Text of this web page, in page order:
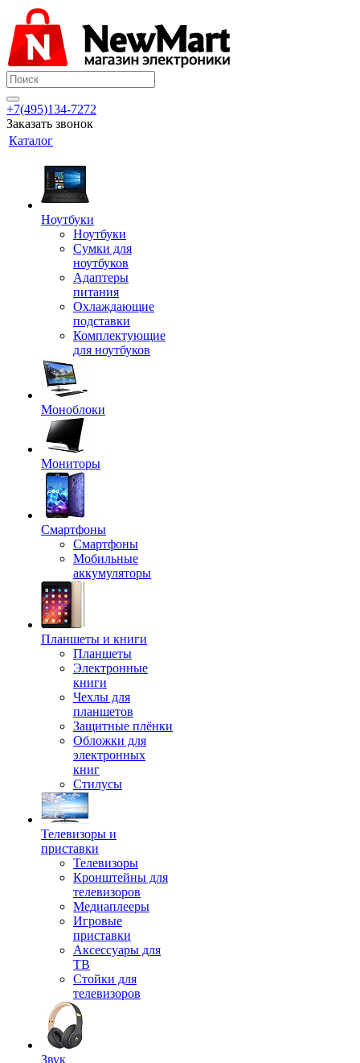
+7(495)134-7272
Заказать звонок
Каталог
Ноутбуки
Ноутбуки
Сумки для
ноутбуков
Адаптеры
питания
Охлаждающие
подставки
Комплектующие
для ноутбуков
Моноблоки
Мониторы
Смартфоны
Смартфоны
Мобильные
аккумуляторы
Планшеты и книги
Планшеты
Электронные
книги
Чехлы для
планшетов
Защитные плёнки
Обложки для
электронных
книг
Стилусы
Телевизоры и
приставки
Телевизоры
Кронштейны для
телевизоров
Медиаплееры
Игровые
приставки
Аксессуары для
ТВ
Стойки для
телевизоров
Звук